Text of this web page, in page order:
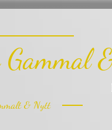
Gammal
& Nytt